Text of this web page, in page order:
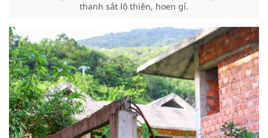
thanh sắt lộ thiên, hoen gỉ.